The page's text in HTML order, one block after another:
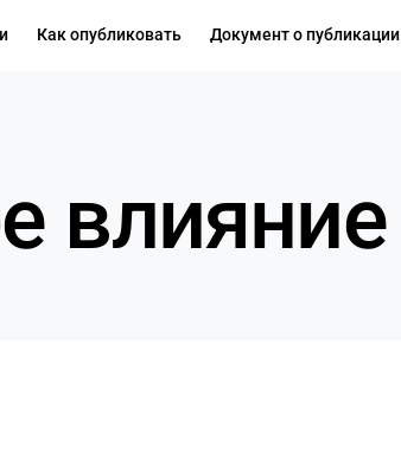
Как опубликовать Документ о публикации
влияние